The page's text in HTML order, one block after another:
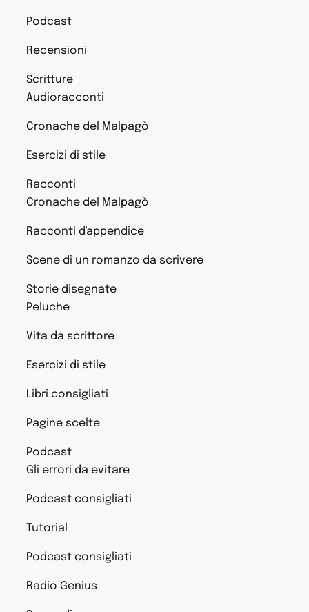
Podcast
Recensioni
Scritture
Audioracconti
Cronache del Malpagò
Esercizi di stile
Racconti
Cronache del Malpagò
Racconti d'appendice
Scene di un romanzo da scrivere
Storie disegnate
Peluche
Vita da scrittore
Esercizi di stile
Libri consigliati
Pagine scelte
Podcast
Gli errori da evitare
Podcast consigliati
Tutorial
Podcast consigliati
Radio Genius